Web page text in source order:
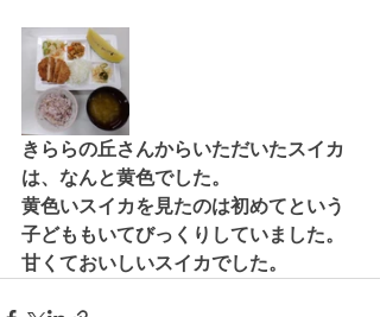
きららの丘さんからいただいたスイカ
は、なんと黄色でした。
黄色いスイカを見たのは初めてという
子どももいてびっくりしていました。
甘くておいしいスイカでした。